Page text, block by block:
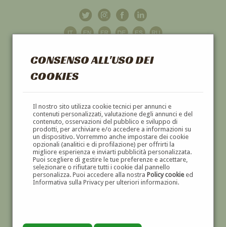
CONSENSO ALL'USO DEI
COOKIES
Il nostro sito utilizza cookie tecnici per annunci e
contenuti personalizzati, valutazione degli annunci e del
contenuto, osservazioni del pubblico e sviluppo di
prodotti, per archiviare e/o accedere a informazioni su
un dispositivo. Vorremmo anche impostare dei cookie
opzionali (analitici e di profilazione) per offrirti la
migliore esperienza e inviarti pubblicità personalizzata.
Puoi scegliere di gestire le tue preferenze e accettare,
selezionare o rifiutare tutti i cookie dal pannello
personalizza. Puoi accedere alla nostra Policy cookieed
Informativa sulla Privacy per ulteriori informazioni.
GALLERIAD'ARTE
DIPINTI E SCULTURE '800 E '900